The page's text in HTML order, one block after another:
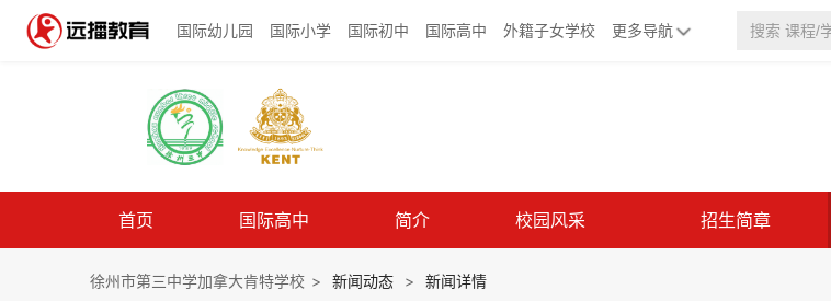
国际幼儿园 国际小学 国际初中 国际高中 外籍子女学校 更多导航
首页 国际高中 简介 校园风采 招生简章
徐州市第三中学加拿大肯特学校 > 新闻动态 > 新闻详情